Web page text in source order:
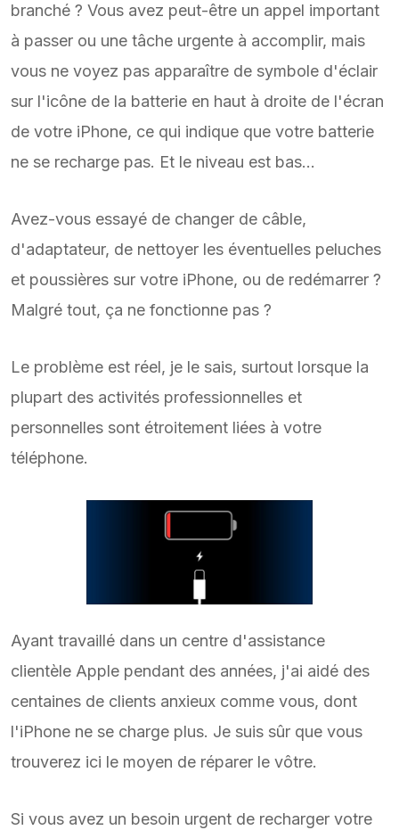
branché ? Vous avez peut-être un appel important
à passer ou une tâche urgente à accomplir, mais
vous ne voyez pas apparaître de symbole d'éclair
sur l'icône de la batterie en haut à droite de l'écran
de votre iPhone, ce qui indique que votre batterie
ne se recharge pas. Et le niveau est bas...
Avez-vous essayé de changer de câble,
d'adaptateur, de nettoyer les éventuelles peluches
et poussières sur votre iPhone, ou de redémarrer ?
Malgré tout, ça ne fonctionne pas ?
Le problème est réel, je le sais, surtout lorsque la
plupart des activités professionnelles et
personnelles sont étroitement liées à votre
téléphone.
Ayant travaillé dans un centre d'assistance
clientèle Apple pendant des années, j'ai aidé des
centaines de clients anxieux comme vous, dont
l'iPhone ne se charge plus. Je suis sûr que vous
trouverez ici le moyen de réparer le vôtre.
Si vous avez un besoin urgent de recharger votre